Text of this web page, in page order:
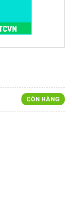
CÒN HÀNG